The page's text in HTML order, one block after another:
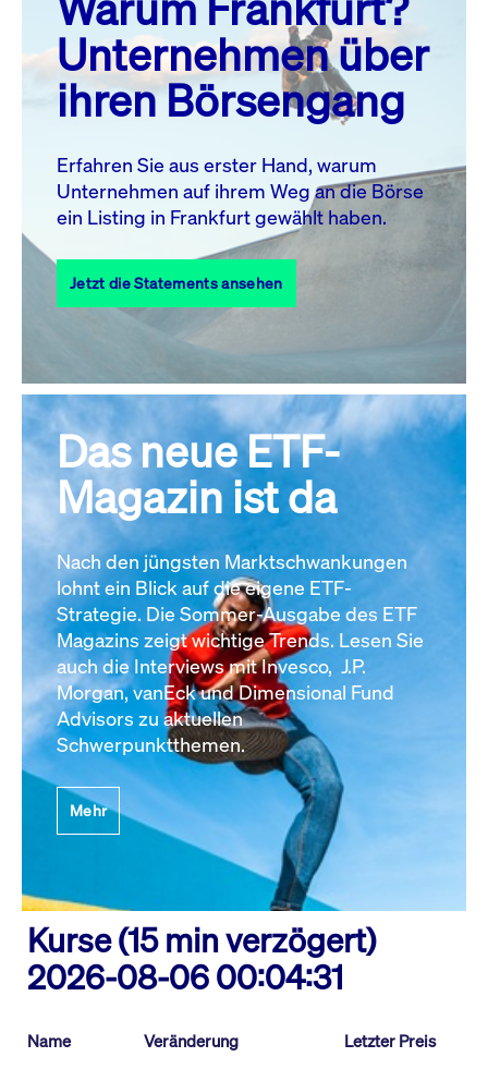
MO. DI. MI. DO. FR. SA. SO.
1
2
3
4 5 6 7 8
10 11 13 14
17
18 19 20 21 22
23
27 28
31
Alle Events
Unternehmen über
ihren Börsengang
Erfahren Sie aus erster Hand, warum
Unternehmen auf ihrem Weg an die Börse
ein Listing in Frankfurt gewählt haben.
Jetzt die Statements ansehen
Das neue ETF-
Magazin ist da
Nach den jüngsten Marktschwankungen
lohnt ein Blick auf die eigene ETF-
Strategie. Die Sommer-Ausgabe des ETF
Magazins zeigt wichtige Trends. Lesen Sie
auch die Interviews mit Invesco, J.P.
Morgan, vanEck und Dimensional Fund
Advisors zu aktuellen
Schwerpunktthemen.
Mehr
Kurse (15 min verzögert)
2026-08-06 00:04:31
Name Veränderung Letzter Preis